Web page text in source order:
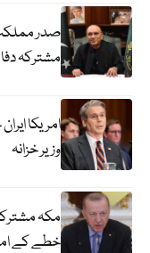
صدر
مشترکہ
امریکا
وزیر خزانہ
مکہ
خطے کے